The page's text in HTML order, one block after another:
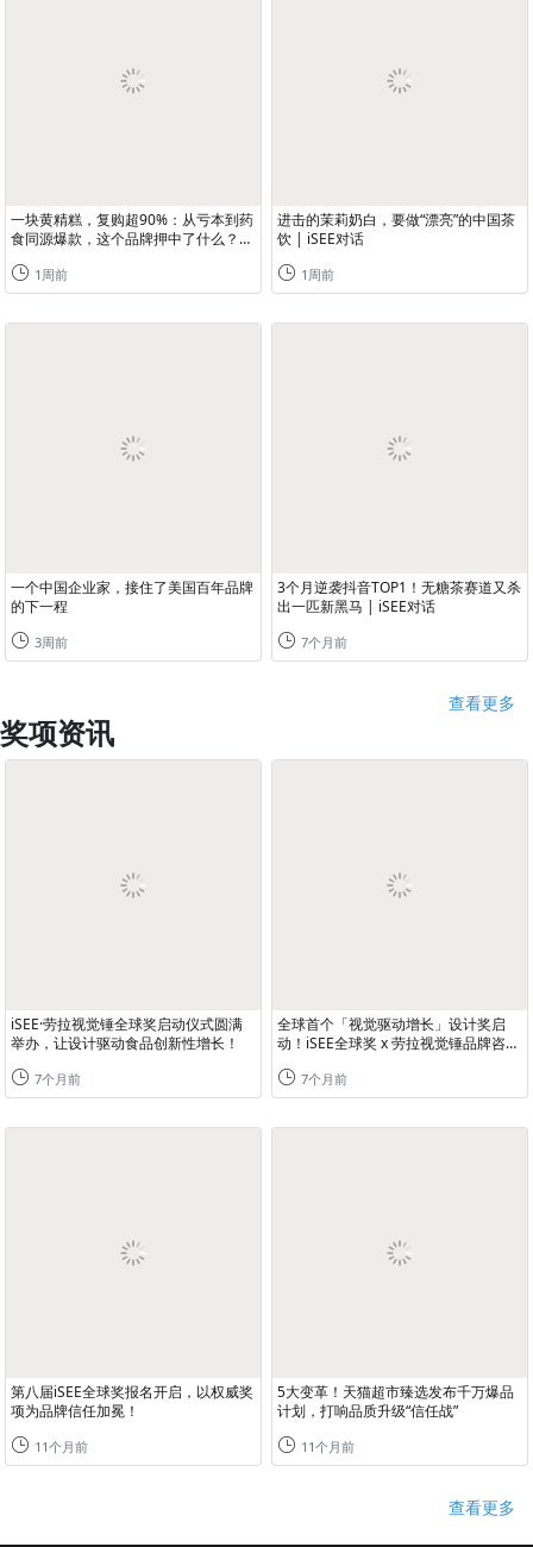
一块黄精糕，复购超90%：从亏本到药
食同源爆款，这个品牌押中了什么？|
1周前
进击的茉莉奶白，要做“漂亮”的中国茶
饮 | iSEE对话
1周前
一个中国企业家，接住了美国百年品牌
的下一程
3周前
3个月逆袭抖音TOP1！无糖茶赛道又杀
出一匹新黑马 | iSEE对话
7个月前
查看更多
奖项资讯
iSEE·劳拉视觉锤全球奖启动仪式圆满
举办，让设计驱动食品创新性增长！
7个月前
全球首个「视觉驱动增长」设计奖启
动！iSEE全球奖 x 劳拉视觉锤品牌咨询
7个月前
第八届iSEE全球奖报名开启，以权威奖
项为品牌信任加冕！
11个月前
5大变革！天猫超市臻选发布千万爆品
计划，打响品质升级“信任战”
11个月前
查看更多